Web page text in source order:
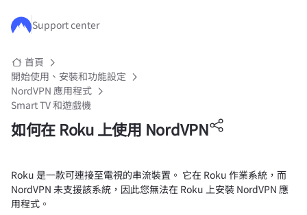
跳至主要內容
Support center
首頁
開始使用、安裝和功能設定
NordVPN 應用程式
Smart TV 和遊戲機
如何在 Roku 上使用 NordVPN
Roku 是一款可連接至電視的串流裝置。 它在 Roku 作業系統，而
NordVPN 未支援該系統，因此您無法在 Roku 上安裝 NordVPN 應
用程式。